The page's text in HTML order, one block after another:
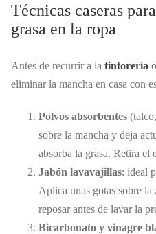
Técnicas caseras
grasa en la ropa
Antes de recurrir a la tintorería
eliminar la mancha en casa con
Polvos absorbentes
sobre la mancha y deja
absorba la grasa. Retira el
Jabón lavavajillas: ideal
Aplica unas gotas sobre la
reposar antes de lavar la
Bicarbonato y vinagre